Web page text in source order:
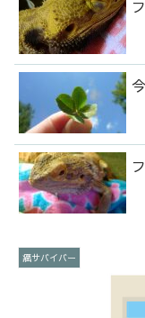
癌サバイバー